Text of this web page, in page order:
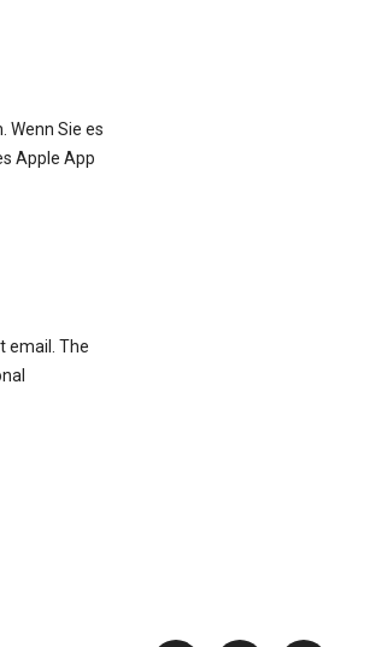
Wenn Sie es
Apple App
email. The